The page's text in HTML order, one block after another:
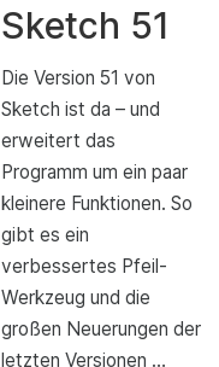
Sketch 51
Die Version 51 von
Sketch ist da – und
erweitert das
Programm um ein paar
kleinere Funktionen. So
gibt es ein
verbessertes Pfeil-
Werkzeug und die
großen Neuerungen der
letzten Versionen …